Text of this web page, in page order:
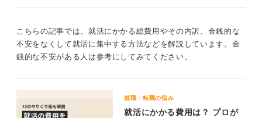
こちらの記事では、就活にかかる総費用やその内訳、金銭的な
不安をなくして就活に集中する方法などを解説しています。金
銭的な不安がある人は参考にしてみてください。
就職・転職の悩み
就活にかかる費用は？ プロが